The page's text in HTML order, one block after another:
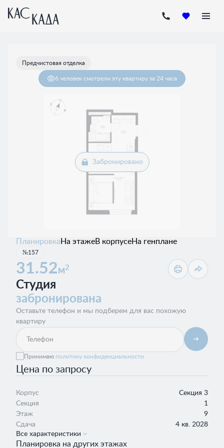
Студия 31.52 м Цена по запросу
Предчистовая отделка
6 человек смотрели эту квартиру за 24 часа
Забронировано
Планировка На этажеВ корпусеНа генплане
№157
31.52м2
Студия
забронирована
Оставьте телефон и мы подберем для вас похожую
квартиру
Принимаю политику конфиденциальности
Цена по запросу
Корпус
Секция 3
Секция
1
Этаж
9
Сдача
4 кв. 2028
Все характеристики
Планировка на других этажах